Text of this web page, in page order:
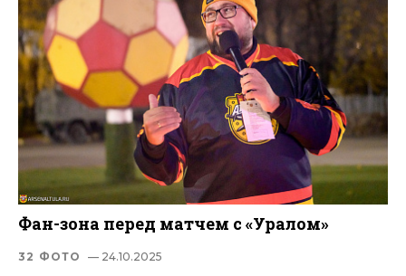
Фан-зона перед матчем с «Уралом»
32 ФОТО — 24.10.2025